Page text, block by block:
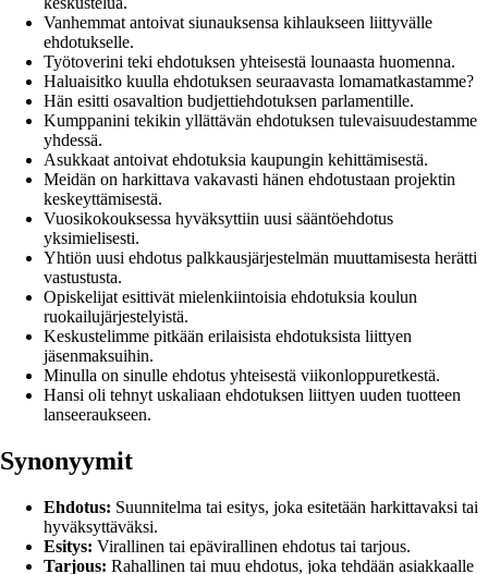
Vanhemmat antoivat siunauksensa kihlaukseen liittyvälle
ehdotukselle.
Työtoverini teki ehdotuksen yhteisestä lounaasta huomenna.
Haluaisitko kuulla ehdotuksen seuraavasta lomamatkastamme?
Hän esitti osavaltion budjettiehdotuksen parlamentille.
Kumppanini tekikin yllättävän ehdotuksen tulevaisuudestamme
yhdessä.
Asukkaat antoivat ehdotuksia kaupungin kehittämisestä.
Meidän on harkittava vakavasti hänen ehdotustaan projektin
keskeyttämisestä.
Vuosikokouksessa hyväksyttiin uusi sääntöehdotus
yksimielisesti.
Yhtiön uusi ehdotus palkkausjärjestelmän muuttamisesta herätti
vastustusta.
Opiskelijat esittivät mielenkiintoisia ehdotuksia koulun
ruokailujärjestelyistä.
Keskustelimme pitkään erilaisista ehdotuksista liittyen
jäsenmaksuihin.
Minulla on sinulle ehdotus yhteisestä viikonloppuretkestä.
Hansi oli tehnyt uskaliaan ehdotuksen liittyen uuden tuotteen
lanseeraukseen.
Synonyymit
Ehdotus: Suunnitelma tai esitys, joka esitetään harkittavaksi tai
hyväksyttäväksi.
Esitys: Virallinen tai epävirallinen ehdotus tai tarjous.
Tarjous: Rahallinen tai muu ehdotus, joka tehdään asiakkaalle